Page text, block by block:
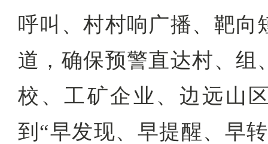
呼叫、村村响广播、靶向
道，确保预警直达村、组
校、工矿企业、边远山
到“早发现、早提醒、早